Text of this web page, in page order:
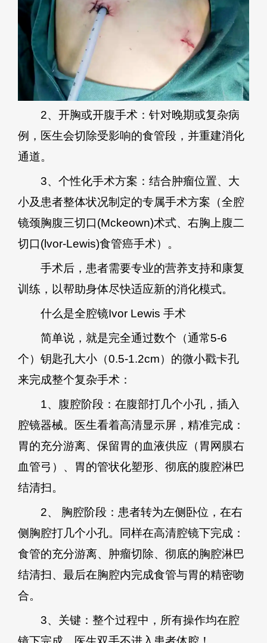
2、开胸或开腹手术：针对晚期或复杂病
例，医生会切除受影响的食管段，并重建消化
通道。
3、个性化手术方案：结合肿瘤位置、大
小及患者整体状况制定的专属手术方案（全腔
镜颈胸腹三切口(Mckeown)术式、右胸上腹二
切口(lvor-Lewis)食管癌手术）。
手术后，患者需要专业的营养支持和康复
训练，以帮助身体尽快适应新的消化模式。
什么是全腔镜Ivor Lewis 手术
简单说，就是完全通过数个（通常5-6
个）钥匙孔大小（0.5-1.2cm）的微小戳卡孔
来完成整个复杂手术：
1、腹腔阶段：在腹部打几个小孔，插入
腔镜器械。医生看着高清显示屏，精准完成：
胃的充分游离、保留胃的血液供应（胃网膜右
血管弓）、胃的管状化塑形、彻底的腹腔淋巴
结清扫。
2、 胸腔阶段：患者转为左侧卧位，在右
侧胸腔打几个小孔。同样在高清腔镜下完成：
食管的充分游离、肿瘤切除、彻底的胸腔淋巴
结清扫、最后在胸腔内完成食管与胃的精密吻
合。
3、关键：整个过程中，所有操作均在腔